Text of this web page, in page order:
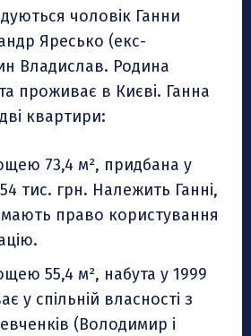
чоловік Ганни
Яресько (екс-
Владислав. Родина
проживає в Києві. Ганна
квартири:
73,4 м², придбана у
тис. грн. Належить Ганні,
мають право користування
55,4 м², набута у 1999
у спільній власності з
(Володимир і